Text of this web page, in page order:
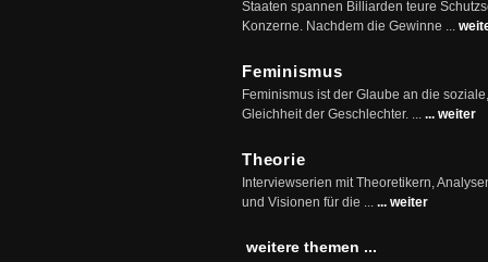
Staaten spannen Billiarden teure
Konzerne. Nachdem die Gewinne ...
Feminismus
Feminismus ist der Glaube an die
Gleichheit der Geschlechter. ... ... weiter
Theorie
Interviewserien mit Theoretikern,
und Visionen für die ... ... weiter
weitere themen ...